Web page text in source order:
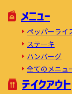
メニュー
ペッパーライ
ステーキ
ハンバーグ
全てのメニュ
テイクアウト